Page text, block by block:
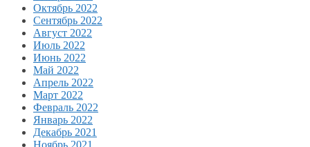
Октябрь 2022
Сентябрь 2022
Август 2022
Июль 2022
Июнь 2022
Май 2022
Апрель 2022
Март 2022
Февраль 2022
Январь 2022
Декабрь 2021
Ноябрь 2021